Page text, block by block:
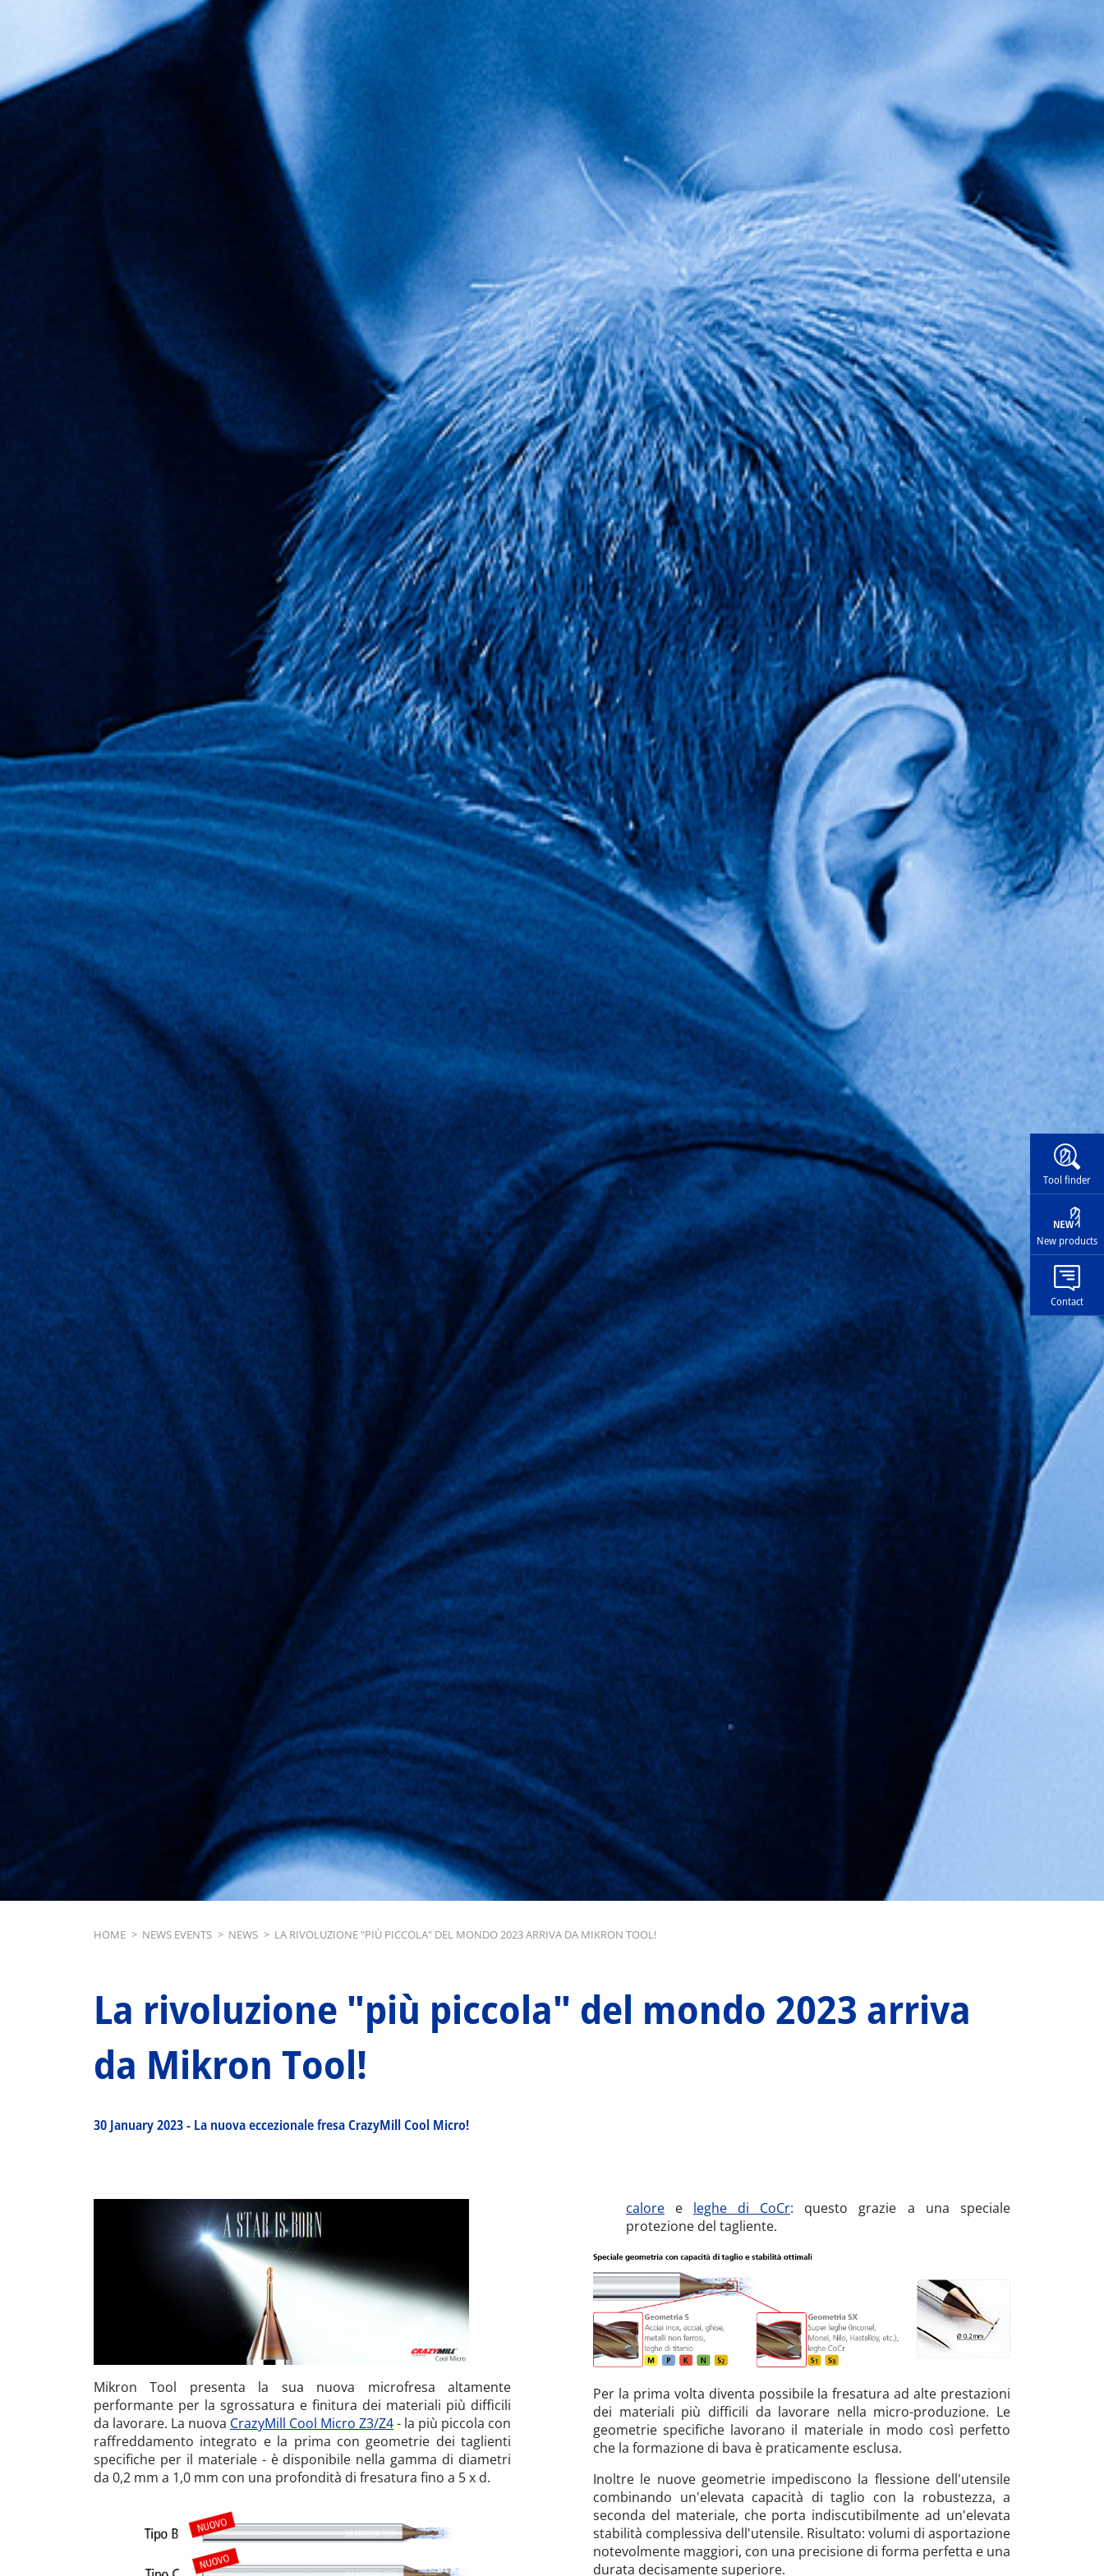
Tool finder
New products
Contact
Breadcrumb
HOME > NEWS EVENTS > NEWS > LA RIVOLUZIONE "PIÙ PICCOLA" DEL MONDO 2023 ARRIVA DA MIKRON TOOL!
La rivoluzione "più piccola" del mondo 2023 arriva
da Mikron Tool!
30 January 2023- La nuova eccezionale fresa CrazyMill Cool Micro!
Mikron Tool presenta la sua nuova microfresa altamente
performante per la sgrossatura e finitura dei materiali più difficili
da lavorare. La nuova CrazyMill Cool Micro Z3/Z4- la più piccola con
raffreddamento integrato e la prima con geometrie dei taglienti
specifiche per il materiale - è disponibile nella gamma di diametri
da 0,2 mm a 1,0 mm con una profondità di fresatura fino a 5 x d.
calore e leghe di CoCr: questo grazie a una speciale
protezione del tagliente.
Per la prima volta diventa possibile la fresatura ad alte prestazioni
dei materiali più difficili da lavorare nella micro-produzione. Le
geometrie specifiche lavorano il materiale in modo così perfetto
che la formazione di bava è praticamente esclusa.
Inoltre le nuove geometrie impediscono la flessione dell'utensile
combinando un'elevata capacità di taglio con la robustezza, a
seconda del materiale, che porta indiscutibilmente ad un'elevata
stabilità complessiva dell'utensile. Risultato: volumi di asportazione
notevolmente maggiori, con una precisione di forma perfetta e una
durata decisamente superiore.